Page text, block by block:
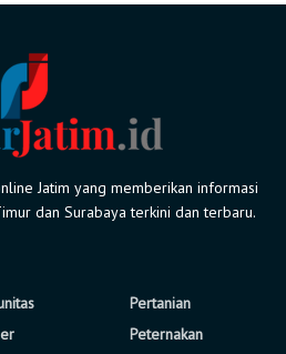
Jatim yang memberikan informasi
dan Surabaya terkini dan terbaru.
Pertanian
Peternakan